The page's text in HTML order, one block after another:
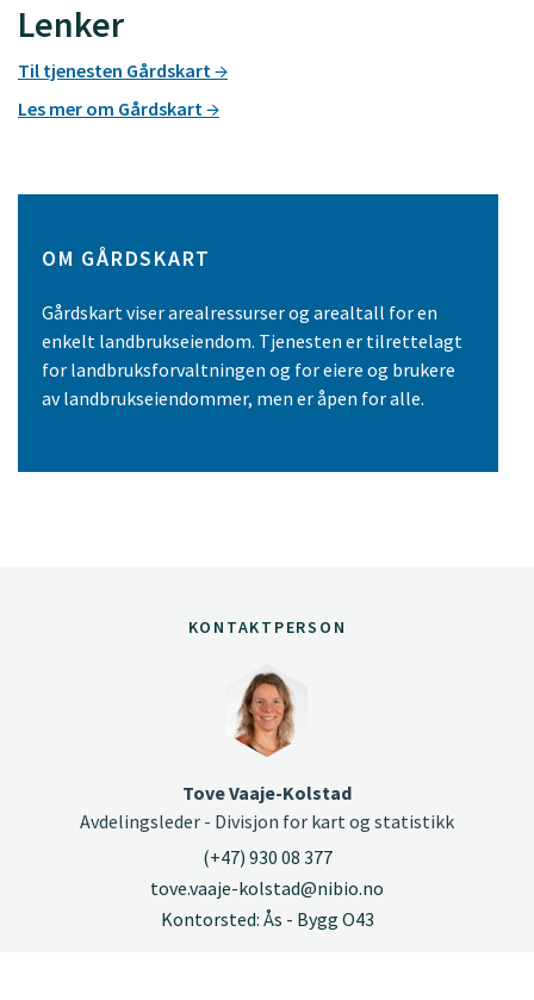
Lenker
Til tjenesten Gårdskart
Les mer om Gårdskart
OM GÅRDSKART
Gårdskart viser arealressurser og arealtall for en
enkelt landbrukseiendom. Tjenesten er tilrettelagt
for landbruksforvaltningen og for eiere og brukere
av landbrukseiendommer, men er åpen for alle.
KONTAKTPERSON
Tove Vaaje-Kolstad
Avdelingsleder - Divisjon for kart og statistikk
(+47) 930 08 377
tove.vaaje-kolstad@nibio.no
Kontorsted: Ås - Bygg O43